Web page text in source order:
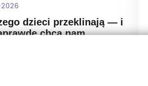
dzieci przeklinają — i
chcą nam